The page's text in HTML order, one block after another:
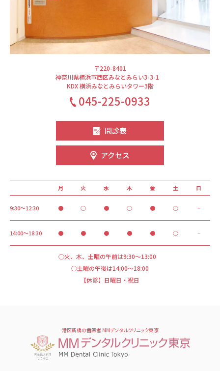
〒220-8401
神奈川県横浜市西区みなとみらい3-3-1
KDX 横浜みなとみらいタワー3階
045-225-0933
問診表
アクセス
月 火 水 木 金 土 日
9:30～12:30 ● ○ ● ○ ● ○ −
14:00～18:30 ● ● ● ● ● ○ −
○火、木、土曜の午前は9:30～13:00
○土曜の午後は14:00～18:00
【休診】日曜日・祝日
港区新橋の歯医者 MMデンタルクリニック東京